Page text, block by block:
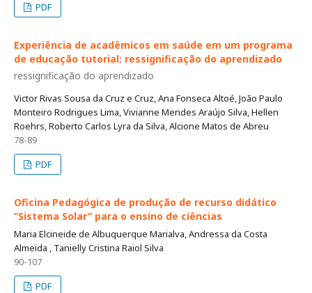
PDF
Experiência de acadêmicos em saúde em um programa
de educação tutorial: ressignificação do aprendizado
ressignificação do aprendizado
Victor Rivas Sousa da Cruz e Cruz, Ana Fonseca Altoé, João Paulo
Monteiro Rodrigues Lima, Vivianne Mendes Araújo Silva, Hellen
Roehrs, Roberto Carlos Lyra da Silva, Alcione Matos de Abreu
78-89
PDF
Oficina Pedagógica de produção de recurso didático
“Sistema Solar” para o ensino de ciências
Maria Elcineide de Albuquerque Marialva, Andressa da Costa
Almeida , Tanielly Cristina Raiol Silva
90-107
PDF